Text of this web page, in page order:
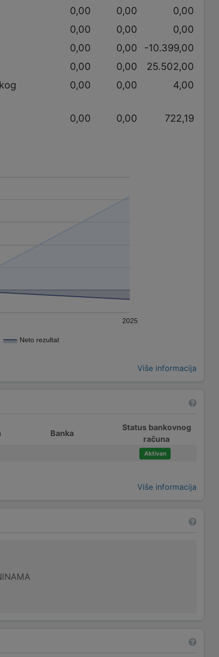
0,00 0,00
0,00
0,00
0,00
0,00
0,00
0,00
-10.399,00
0,00
0,00
25.502,00
0,00 0,00 4,00
0,00 0,00 722,19
Neto rezultat
2025
Više informacija
Banka
Status bankovnog
računa
Aktivan
Više informacija